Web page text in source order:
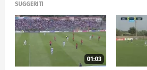
SUGGERITI
01:03